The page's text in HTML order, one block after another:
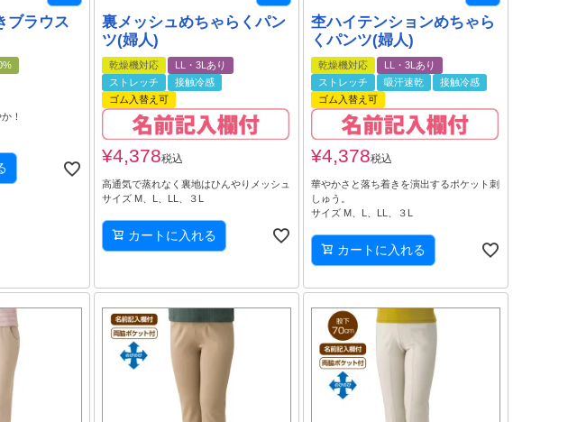
ブラウス
！
裏メッシュめちゃらくパン
ツ(婦人)
乾燥機対応
LL・3Lあり
ストレッチ
接触冷感
ゴム入替え可
¥4,378税込
高通気で蒸れなく裏地はひんやりメッシュ
サイズ M、L、LL、３L
カートに入れる
杢ハイテンションめちゃら
くパンツ(婦人)
乾燥機対応
LL・3Lあり
ストレッチ
吸汗速乾
接触冷感
ゴム入替え可
¥4,378税込
華やかさと落ち着きを演出するポケット刺
しゅう。
サイズ M、L、LL、３L
カートに入れる